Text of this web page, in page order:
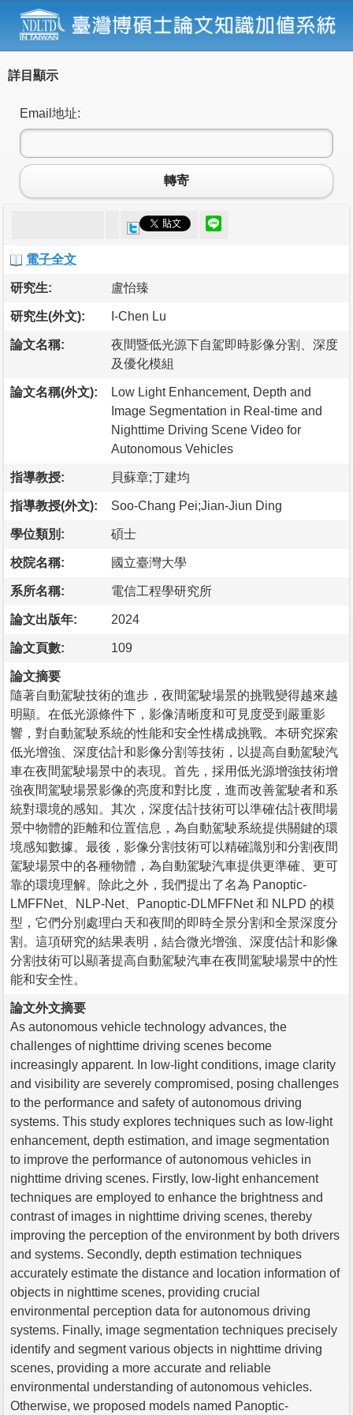
詳目顯示
Email地址:
轉寄
電子全文
研究生: 盧怡臻
研究生(外文): I-Chen Lu
論文名稱:
夜間暨低光源下自駕即時影像分割、深度
及優化模組
論文名稱(外文):
Low Light Enhancement, Depth and
Image Segmentation in Real-time and
Nighttime Driving Scene Video for
Autonomous Vehicles
指導教授: 貝蘇章;丁建均
指導教授(外文): Soo-Chang Pei;Jian-Jiun Ding
學位類別: 碩士
校院名稱: 國立臺灣大學
系所名稱: 電信工程學研究所
論文出版年: 2024
論文頁數: 109
論文摘要
隨著自動駕駛技術的進步，夜間駕駛場景的挑戰變得越來越
明顯。在低光源條件下，影像清晰度和可見度受到嚴重影
響，對自動駕駛系統的性能和安全性構成挑戰。本研究探索
低光增強、深度估計和影像分割等技術，以提高自動駕駛汽
車在夜間駕駛場景中的表現。首先，採用低光源增強技術增
強夜間駕駛場景影像的亮度和對比度，進而改善駕駛者和系
統對環境的感知。其次，深度估計技術可以準確估計夜間場
景中物體的距離和位置信息，為自動駕駛系統提供關鍵的環
境感知數據。最後，影像分割技術可以精確識別和分割夜間
駕駛場景中的各種物體，為自動駕駛汽車提供更準確、更可
靠的環境理解。除此之外，我們提出了名為 Panoptic-
LMFFNet、NLP-Net、Panoptic-DLMFFNet 和 NLPD 的模
型，它們分別處理白天和夜間的即時全景分割和全景深度分
割。這項研究的結果表明，結合微光增強、深度估計和影像
分割技術可以顯著提高自動駕駛汽車在夜間駕駛場景中的性
能和安全性。
論文外文摘要
As autonomous vehicle technology advances, the
challenges of nighttime driving scenes become
increasingly apparent. In low-light conditions, image clarity
and visibility are severely compromised, posing challenges
to the performance and safety of autonomous driving
systems. This study explores techniques such as low-light
enhancement, depth estimation, and image segmentation
to improve the performance of autonomous vehicles in
nighttime driving scenes. Firstly, low-light enhancement
techniques are employed to enhance the brightness and
contrast of images in nighttime driving scenes, thereby
improving the perception of the environment by both drivers
and systems. Secondly, depth estimation techniques
accurately estimate the distance and location information of
objects in nighttime scenes, providing crucial
environmental perception data for autonomous driving
systems. Finally, image segmentation techniques precisely
identify and segment various objects in nighttime driving
scenes, providing a more accurate and reliable
environmental understanding of autonomous vehicles.
Otherwise, we proposed models named Panoptic-